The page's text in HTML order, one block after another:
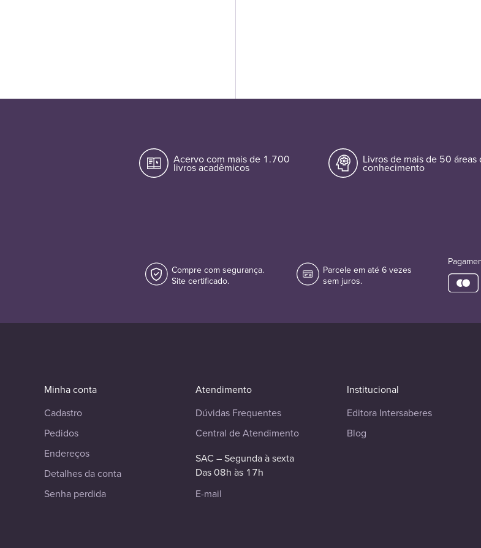
Acervo com mais de 1.700
livros acadêmicos
Livros de mais de 50 áreas
conhecimento
Compre com segurança.
Site certificado.
Parcele em até 6 vezes
sem juros.
Minha conta
Cadastro
Pedidos
Endereços
Detalhes da conta
Senha perdida
Atendimento
Dúvidas Frequentes
Central de Atendimento
SAC – Segunda à sexta
Das 08h às 17h
E-mail
Institucional
Editora Intersaberes
Blog